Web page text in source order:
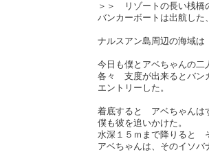
＞＞ リゾートの長い桟橋
バンカーボートは出航し
ナルスアン島周辺の海域
今日も僕とアベちゃんの
各々 支度が出来るとバン
エントリーした。
着底すると アベちゃんは
僕も彼を追いかけた。
水深１５ｍまで降りると
アベちゃんは、そのイソバ